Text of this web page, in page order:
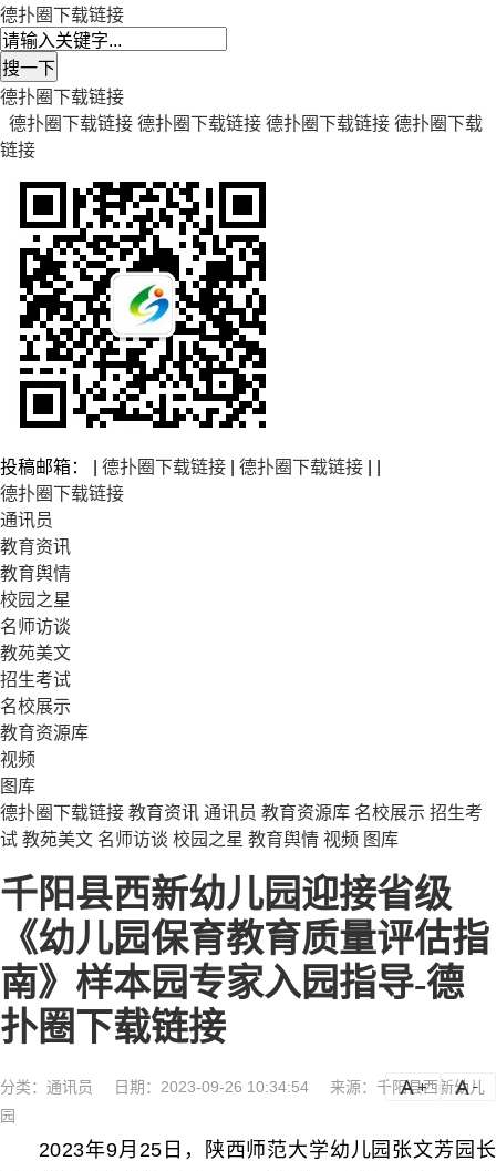
德扑圈下载链接
德扑圈下载链接
德扑圈下载链接 德扑圈下载链接 德扑圈下载链接 德扑圈下载
链接
投稿邮箱： | 德扑圈下载链接 德扑圈下载链接
德扑圈下载链接
通讯员
教育资讯
教育舆情
校园之星
名师访谈
教苑美文
招生考试
名校展示
教育资源库
视频
图库
德扑圈下载链接 教育资讯 通讯员 教育资源库 名校展示 招生考
试 教苑美文 名师访谈 校园之星 教育舆情 视频 图库
千阳县西新幼儿园迎接省级
《幼儿园保育教育质量评估指
南》样本园专家入园指导-德
扑圈下载链接
分类： 通讯员 日期：2023-09-26 10:34:54
来源：千阳县西新幼儿
园
a a-
2023年9月25日，陕西师范大学幼儿园张文芳园长